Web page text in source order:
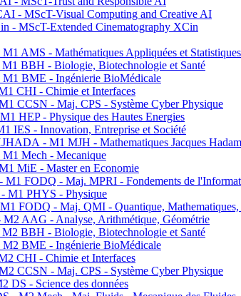
- MScT-Visual Computing and Creative AI
- MScT-Extended Cinematography XCin
AMS - Mathématiques Appliquées et Statistiques
BBH - Biologie, Biotechnologie et Santé
BME - Ingénierie BioMédicale
CHI - Chimie et Interfaces
CCSN - Maj. CPS - Système Cyber Physique
HEP - Physique des Hautes Energies
IES - Innovation, Entreprise et Société
- M1 MJH - Mathematiques Jacques
Mech - Mecanique
MiE - Master en Economie
M1 FODQ - Maj. MPRI - Fondements de
M1 PHYS - Physique
FODQ - Maj. QMI - Quantique, Mathematiques,
AAG - Analyse, Arithmétique, Géométrie
BBH - Biologie, Biotechnologie et Santé
BME - Ingénierie BioMédicale
CHI - Chimie et Interfaces
CCSN - Maj. CPS - Système Cyber Physique
DS - Science des données